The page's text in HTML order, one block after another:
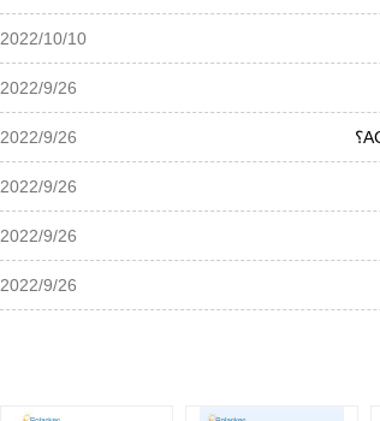
2022/10/10
2022/9/26
2022/9/26
2022/9/26
2022/9/26
2022/9/26